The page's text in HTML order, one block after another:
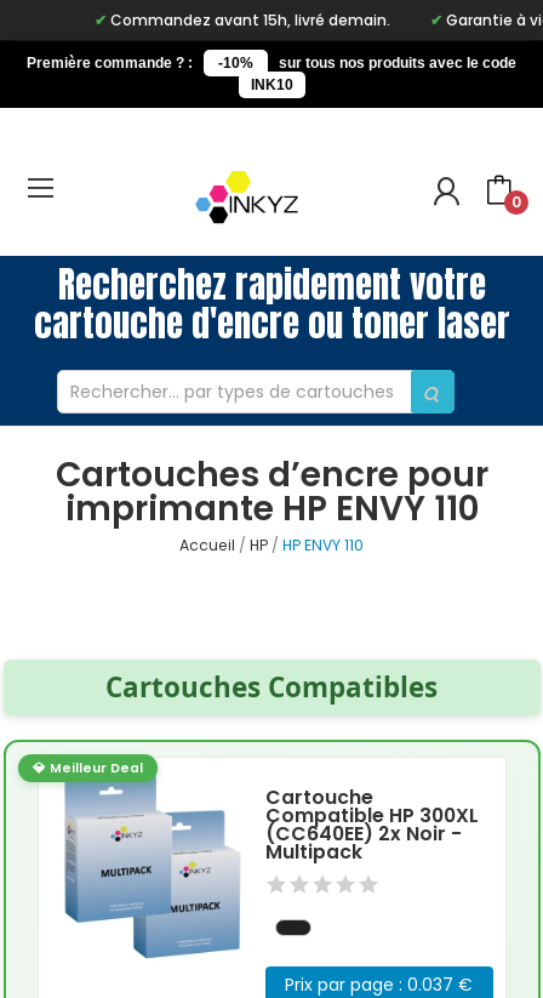
Commandez avant 15h, livré demain. Garantie à vie
Première commande ? : -10%
sur tous nos produits avec le code
INK10
0
Recherchez rapidement votre
cartouche d'encre ou toner laser
Cartouches d’encre pour
imprimante HP ENVY 110
Accueil HP HP ENVY 110
Cartouches Compatibles
💎 Meilleur Deal
Cartouche
Compatible HP 300XL
(CC640EE) 2x Noir -
Multipack
Prix par page : 0.037 €